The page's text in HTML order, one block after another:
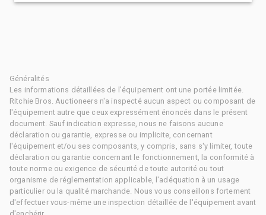
Généralités
Les informations détaillées de l'équipement ont une portée limitée.
Ritchie Bros. Auctioneers n'a inspecté aucun aspect ou composant de
l'équipement autre que ceux expressément énoncés dans le présent
document. Sauf indication expresse, nous ne faisons aucune
déclaration ou garantie, expresse ou implicite, concernant
l'équipement et/ou ses composants, y compris, sans s'y limiter, toute
déclaration ou garantie concernant le fonctionnement, la conformité à
toute norme ou exigence de sécurité de toute autorité ou tout
organisme de réglementation applicable, l'adéquation à un usage
particulier ou la qualité marchande. Nous vous conseillons fortement
d'effectuer vous-même une inspection détaillée de l'équipement avant